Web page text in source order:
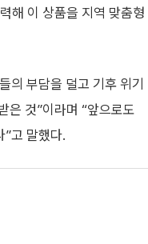
해 이 상품을 지역 맞춤형
의 부담을 덜고 기후 위기
은 것”이라며 “앞으로도
고 말했다.